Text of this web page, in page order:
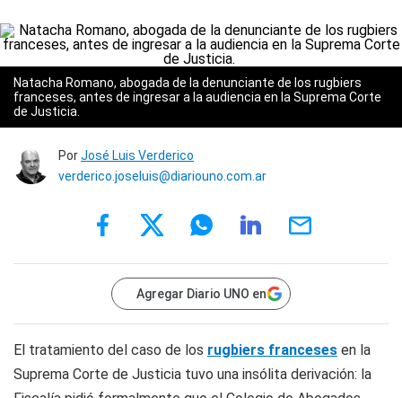
Natacha Romano, abogada de la denunciante de los rugbiers
franceses, antes de ingresar a la audiencia en la Suprema Corte
de Justicia.
PorJosé Luis Verderico
verderico.joseluis@diariouno.com.ar
Agregar Diario UNO en
El tratamiento del caso de los rugbiers franceses en la
Suprema Corte de Justicia tuvo una insólita derivación: la